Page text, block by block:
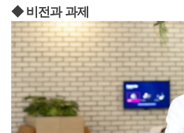
◆ 비전과 과제